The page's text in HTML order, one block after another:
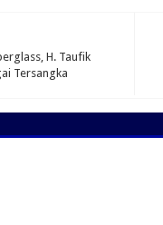
H. Taufik
Tersangka